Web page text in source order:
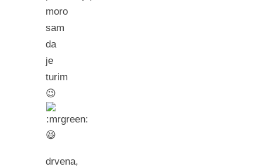
moro
sam
da
je
turim
😉
😆
drvena,